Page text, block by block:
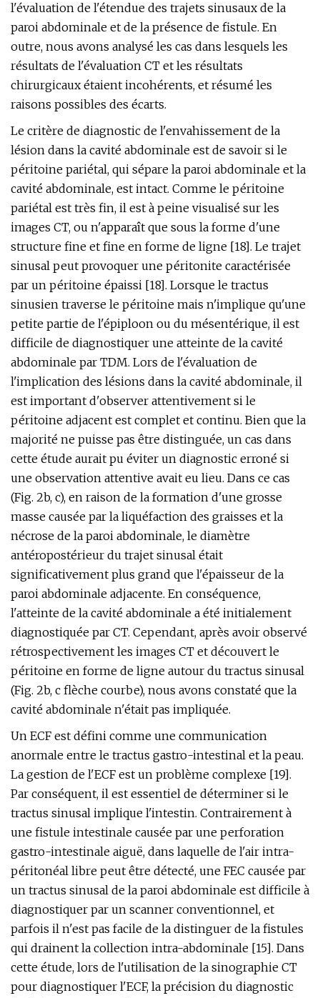
l'évaluation de l'étendue des trajets sinusaux de la
paroi abdominale et de la présence de fistule. En
outre, nous avons analysé les cas dans lesquels les
résultats de l'évaluation CT et les résultats
chirurgicaux étaient incohérents, et résumé les
raisons possibles des écarts.
Le critère de diagnostic de l'envahissement de la
lésion dans la cavité abdominale est de savoir si le
péritoine pariétal, qui sépare la paroi abdominale et la
cavité abdominale, est intact. Comme le péritoine
pariétal est très fin, il est à peine visualisé sur les
images CT, ou n'apparaît que sous la forme d'une
structure fine et fine en forme de ligne [18]. Le trajet
sinusal peut provoquer une péritonite caractérisée
par un péritoine épaissi [18]. Lorsque le tractus
sinusien traverse le péritoine mais n'implique qu'une
petite partie de l'épiploon ou du mésentérique, il est
difficile de diagnostiquer une atteinte de la cavité
abdominale par TDM. Lors de l'évaluation de
l'implication des lésions dans la cavité abdominale, il
est important d'observer attentivement si le
péritoine adjacent est complet et continu. Bien que la
majorité ne puisse pas être distinguée, un cas dans
cette étude aurait pu éviter un diagnostic erroné si
une observation attentive avait eu lieu. Dans ce cas
(Fig. 2b, c), en raison de la formation d'une grosse
masse causée par la liquéfaction des graisses et la
nécrose de la paroi abdominale, le diamètre
antéropostérieur du trajet sinusal était
significativement plus grand que l'épaisseur de la
paroi abdominale adjacente. En conséquence,
l'atteinte de la cavité abdominale a été initialement
diagnostiquée par CT. Cependant, après avoir observé
rétrospectivement les images CT et découvert le
péritoine en forme de ligne autour du tractus sinusal
(Fig. 2b, c flèche courbe), nous avons constaté que la
cavité abdominale n'était pas impliquée.
Un ECF est défini comme une communication
anormale entre le tractus gastro-intestinal et la peau.
La gestion de l'ECF est un problème complexe [19].
Par conséquent, il est essentiel de déterminer si le
tractus sinusal implique l'intestin. Contrairement à
une fistule intestinale causée par une perforation
gastro-intestinale aiguë, dans laquelle de l'air intra-
péritonéal libre peut être détecté, une FEC causée par
un tractus sinusal de la paroi abdominale est difficile à
diagnostiquer par un scanner conventionnel, et
parfois il n'est pas facile de la distinguer de la fistules
qui drainent la collection intra-abdominale [15]. Dans
cette étude, lors de l'utilisation de la sinographie CT
pour diagnostiquer l'ECF, la précision du diagnostic